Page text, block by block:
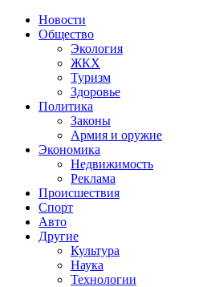
Новости
Общество
Экология
ЖКХ
Туризм
Здоровье
Политика
Законы
Армия и оружие
Экономика
Недвижимость
Реклама
Происшествия
Спорт
Авто
Другие
Культура
Наука
Технологии